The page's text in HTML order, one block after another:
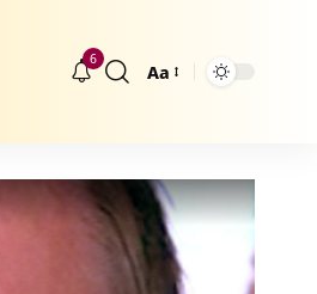
6
Größenänderung
Aa